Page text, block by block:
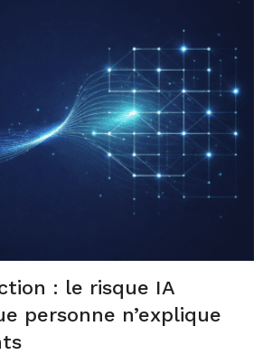
: le risque IA
personne n’explique